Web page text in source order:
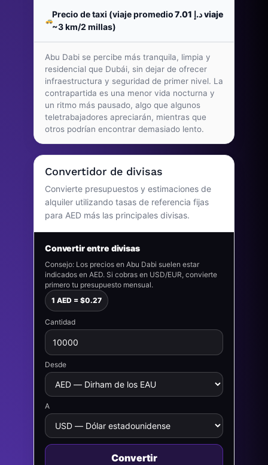
Precio de taxi (viaje promedio
~3 km/2 millas)
د.إ 7.01viaje
Abu Dabi se percibe más tranquila, limpia y
residencial que Dubái, sin dejar de ofrecer
infraestructura y seguridad de primer nivel. La
contrapartida es una menor vida nocturna y
un ritmo más pausado, algo que algunos
teletrabajadores apreciarán, mientras que
otros podrían encontrar demasiado lento.
Convertidor de divisas
Convierte presupuestos y estimaciones de
alquiler utilizando tasas de referencia fijas
para AED más las principales divisas.
Convertir entre divisas
Consejo: Los precios en Abu Dabi suelen estar
indicados en AED. Si cobras en USD/EUR, convierte
primero tu presupuesto mensual.
1 AED = $0.27
Cantidad
Desde
A
Convertir